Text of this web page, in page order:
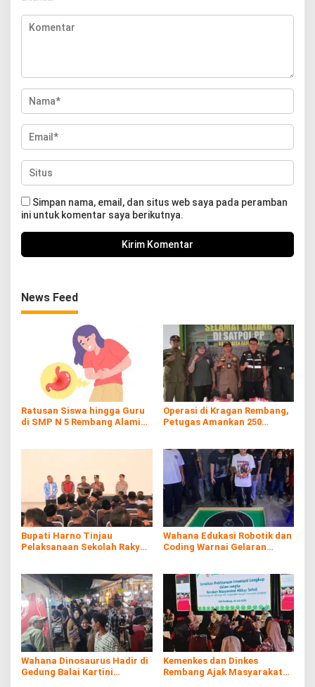
Simpan nama, email, dan situs web saya pada peramban
ini untuk komentar saya berikutnya.
News Feed
Ratusan Siswa hingga Guru
di SMP N 5 Rembang Alami
Operasi di Kragan Rembang,
Petugas Amankan 250
Bupati Harno Tinjau
Pelaksanaan Sekolah Rakyat
Wahana Edukasi Robotik dan
Coding Warnai Gelaran
Wahana Dinosaurus Hadir di
Gedung Balai Kartini
Kemenkes dan Dinkes
Rembang Ajak Masyarakat